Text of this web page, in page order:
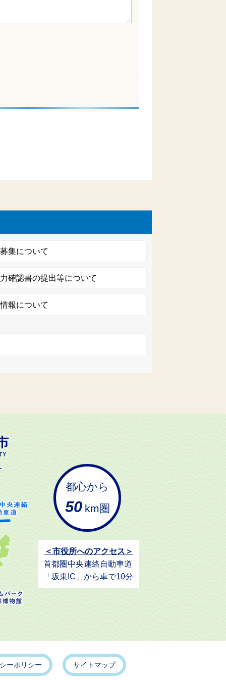
集について
確認書の提出等について
報について
都心から
50 km圏
＜市役所へのアクセス＞
首都圏中央連絡自動車道
「坂東IC」から車で10分
ーポリシー サイトマップ